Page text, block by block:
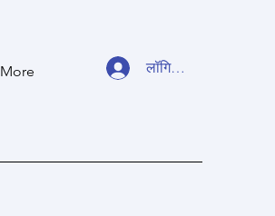
More लॉगिन करें